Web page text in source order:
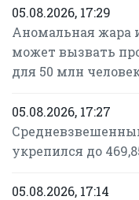
05.08.2026, 17:29
Аномальная жара
может вызвать
для 50 млн
05.08.2026, 17:27
укрепился до
05.08.2026, 17:14